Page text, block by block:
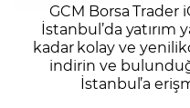
GCM Borsa Trader
İstanbul’da yatırım
kadar kolay ve
indirin ve
İstanbul’a